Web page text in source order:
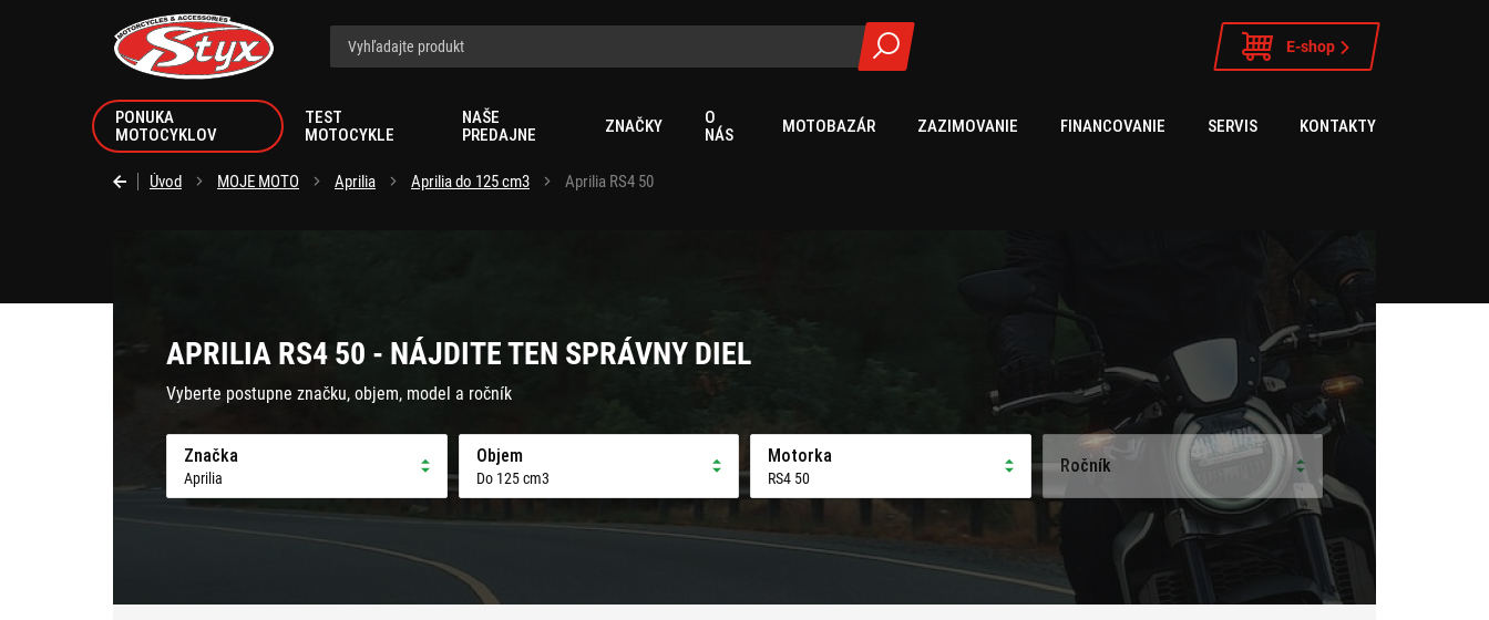
Styx.sk
E-shop
PONUKA
MOTOCYKLOV
TEST
MOTOCYKLE
NAŠE
PREDAJNE
ZNAČKY
O
NÁS
MOTOBAZÁR ZAZIMOVANIE FINANCOVANIE SERVIS KONTAKTY
Úvod MOJE MOTO Aprilia Aprilia do 125 cm3 Aprilia RS4 50
APRILIA RS4 50 - NÁJDITE TEN SPRÁVNY DIEL
Vyberte postupne značku, objem, model a ročník
Značka
Aprilia
Objem
Do 125 cm3
Motorka
RS4 50
Ročník